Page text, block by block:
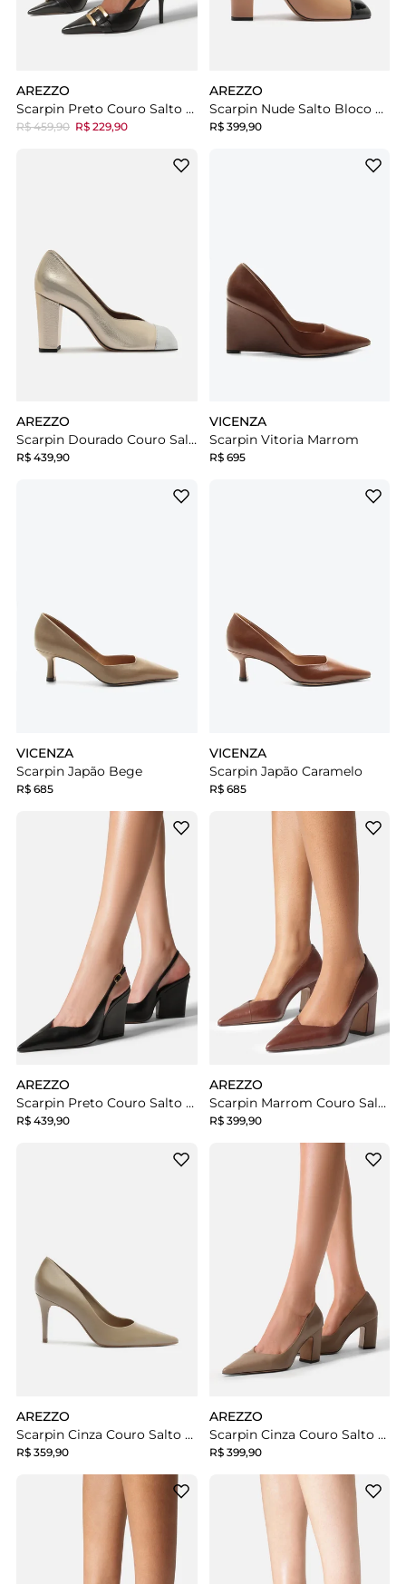
AREZZO
Scarpin Preto Couro Salto Fino Fivela Slingback
R$ 459,90 R$ 229,90
AREZZO
Scarpin Nude Salto Bloco Cap Toe Preto
R$ 399,90
AREZZO
Scarpin Dourado Couro Salto Bloco Cap Toe Prata
R$ 439,90
VICENZA
Scarpin Vitoria Marrom
R$ 695
VICENZA
Scarpin Japão Bege
R$ 685
VICENZA
Scarpin Japão Caramelo
R$ 685
AREZZO
Scarpin Preto Couro Salto Bloco Slingback
R$ 439,90
AREZZO
Scarpin Marrom Couro Salto Bloco
R$ 399,90
AREZZO
Scarpin Cinza Couro Salto Médio Fino
R$ 359,90
AREZZO
Scarpin Cinza Couro Salto Bloco
R$ 399,90